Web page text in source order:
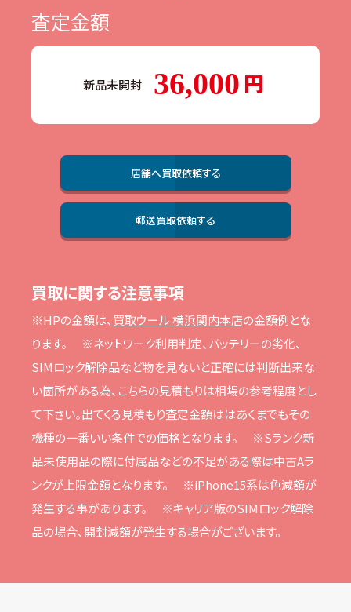
査定金額
新品未開封 36,000
店舗へ買取依頼する
郵送買取依頼する
買取に関する注意事項
※HPの⾦額は、 買取ウール 横浜関内本店の⾦額例とな
ります。
※ネットワーク利⽤判定、バッテリーの劣化、
SIMロック解除品など物を⾒ないと正確には判断出来な
い箇所がある為、こちらの⾒積もりは相場の参考程度とし
て下さい。出てくる⾒積もり査定⾦額ははあくまでもその
機種の⼀番いい条件での価格となります。
※Sランク新
品未使⽤品の際に付属品などの不⾜がある際は中古Aラ
ンクが上限⾦額となります。
※iPhone15系は⾊減額が
発⽣する事があります。
※キャリア版のSIMロック解除
品の場合、開封減額が発⽣する場合がございます。